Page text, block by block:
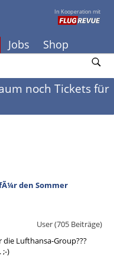
In Kooperation mit
Jobs Shop
noch Tickets für
den Sommer
User (705 Beiträge)
Lufthansa-Group???
;-)